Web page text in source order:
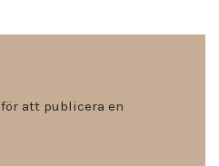
för att publicera en